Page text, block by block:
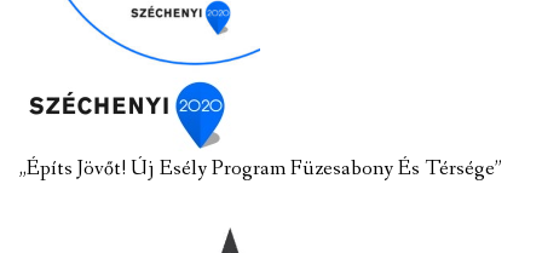
„Építs Jövőt! Új Esély Program Füzesabony És Térsége”